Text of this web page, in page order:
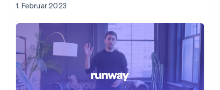
1. Februar 2023